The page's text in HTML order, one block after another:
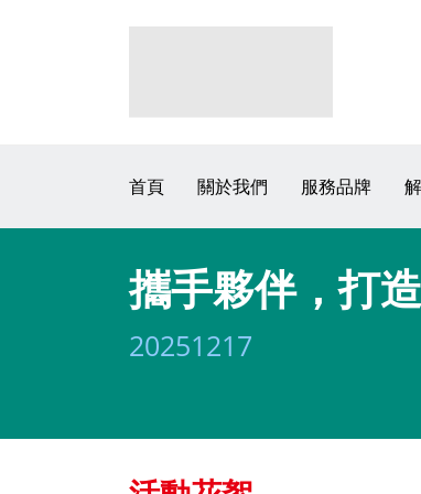
首頁 關於我們 服務品牌
攜手夥伴，打
20251217